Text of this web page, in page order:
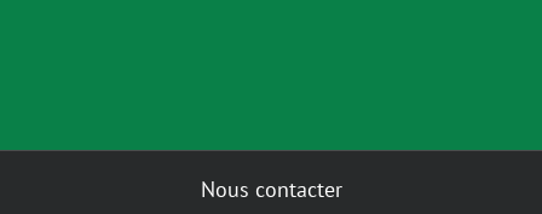
Nous contacter